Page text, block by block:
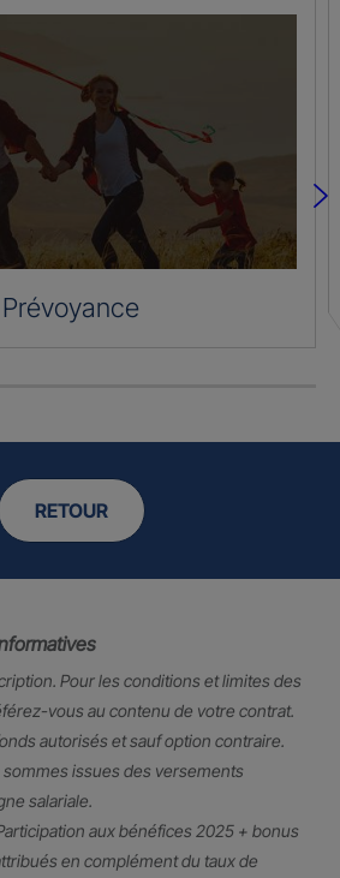
RETOUR
Pour les conditions et limites des
vous au contenu de votre contrat.
autorisés et sauf option contraire.
issues des versements
salariale.
aux bénéfices 2025 + bonus
en complément du taux de